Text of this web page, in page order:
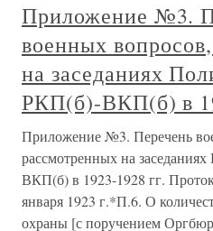
Приложение №3.
военных
на заседаниях
РКП(б)-ВКП(б) в
Приложение №3. Перечень
рассмотренных на
ВКП(б) в 1923-1928 гг.
января 1923 г.*П.6. О
охраны [с поручением